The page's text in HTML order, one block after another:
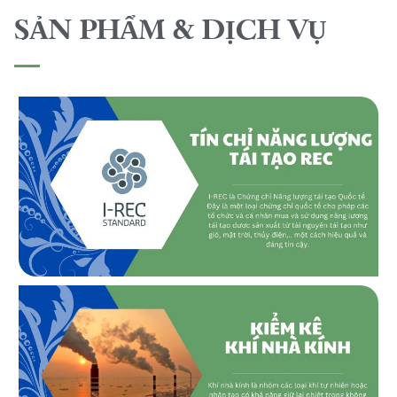
SẢN PHẨM & DỊCH VỤ